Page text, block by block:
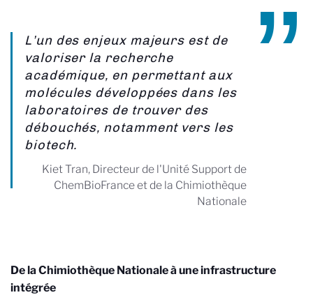
L’un des enjeux majeurs est de
valoriser la recherche
académique, en permettant aux
molécules développées dans les
laboratoires de trouver des
débouchés, notamment vers les
biotech.
Kiet Tran, Directeur de l'Unité Support de
ChemBioFrance et de la Chimiothèque
Nationale
De la Chimiothèque Nationale à une infrastructure
intégrée